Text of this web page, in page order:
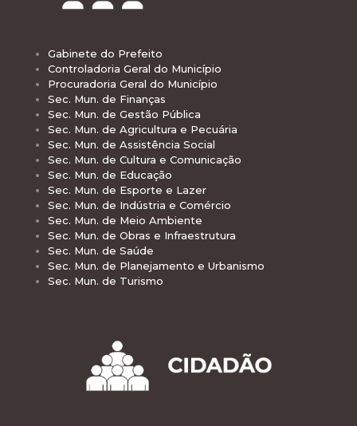
Gabinete do Prefeito
Controladoria Geral do Município
Procuradoria Geral do Município
Sec. Mun. de Finanças
Sec. Mun. de Gestão Pública
Sec. Mun. de Agricultura e Pecuária
Sec. Mun. de Assistência Social
Sec. Mun. de Cultura e Comunicação
Sec. Mun. de Educação
Sec. Mun. de Esporte e Lazer
Sec. Mun. de Indústria e Comércio
Sec. Mun. de Meio Ambiente
Sec. Mun. de Obras e Infraestrutura
Sec. Mun. de Saúde
Sec. Mun. de Planejamento e Urbanismo
Sec. Mun. de Turismo